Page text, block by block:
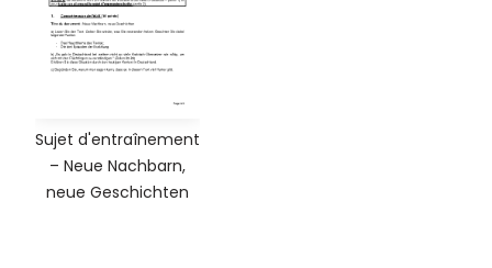
Sujet d'entraînement
– Neue Nachbarn,
neue Geschichten